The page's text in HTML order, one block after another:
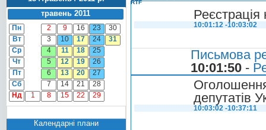
травень 2011
Пн 2 9 16 23
30
Вт
3 10 17 24
31
Ср
4 11 18
25
Чт
5 12 19
26
Пт
6 13 20
27
Сб
7 14 21
28
Нд
1 8 15 22 29
Календарні плани
RTF
Реєстрація
10:01:12 -10:03:02
Письмова
10:01:50 -
депутатів
10:03:02 -10:37:11